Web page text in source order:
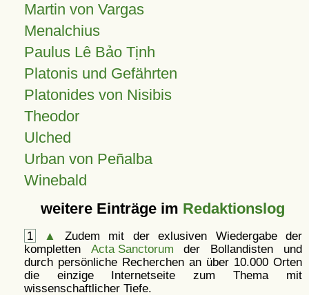
Martin von Vargas
Menalchius
Paulus Lê Bảo Tịnh
Platonis und Gefährten
Platonides von Nisibis
Theodor
Ulched
Urban von Peñalba
Winebald
weitere Einträge im Redaktionslog
1 ▲
Zudem mit der exlusiven Wiedergabe der
kompletten Acta Sanctorum der Bollandisten und
durch persönliche Recherchen an über 10.000 Orten
die einzige Internetseite zum Thema mit
wissenschaftlicher Tiefe.